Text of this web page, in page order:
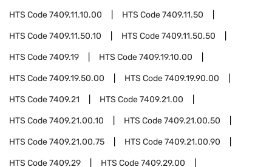
HTS Code7409.11.10.00 HTS Code7409.11.50
HTS Code7409.11.50.10 HTS Code7409.11.50.50
HTS Code7409.19 HTS Code7409.19.10.00
HTS Code7409.19.50.00 HTS Code7409.19.90.00
HTS Code7409.21 HTS Code7409.21.00
HTS Code7409.21.00.10 HTS Code7409.21.00.50
HTS Code7409.21.00.75 HTS Code7409.21.00.90
HTS Code7409.29 HTS Code7409.29.00